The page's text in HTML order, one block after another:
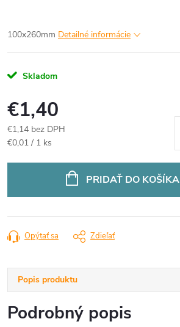
100x260mm Detailné informácie
Skladom
€1,40
€1,14 bez DPH
Jednotková
€0,01 / 1 ks
PRIDAŤ DO KOŠÍKA
Opýtať sa Zdieľať
Popis produktu
Podrobný popis